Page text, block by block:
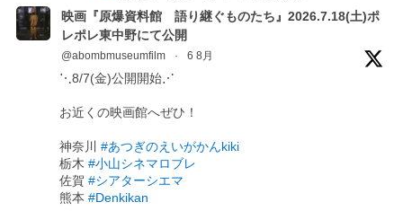
映画『原爆資料館 語り継ぐものたち』2026.7.18(土)ポ
レポレ東中野にて公開
@abombmuseumfilm · 6 8月
⋱8/7(金)公開開始⋰
お近くの映画館へぜひ！
神奈川#あつぎのえいがかんkiki
栃木#小山シネマロブレ
佐賀#シアターシエマ
熊本#Denkikan